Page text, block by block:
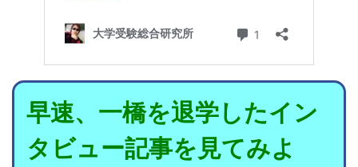
早速、一橋を退学したイン
タビュー記事を見てみよ